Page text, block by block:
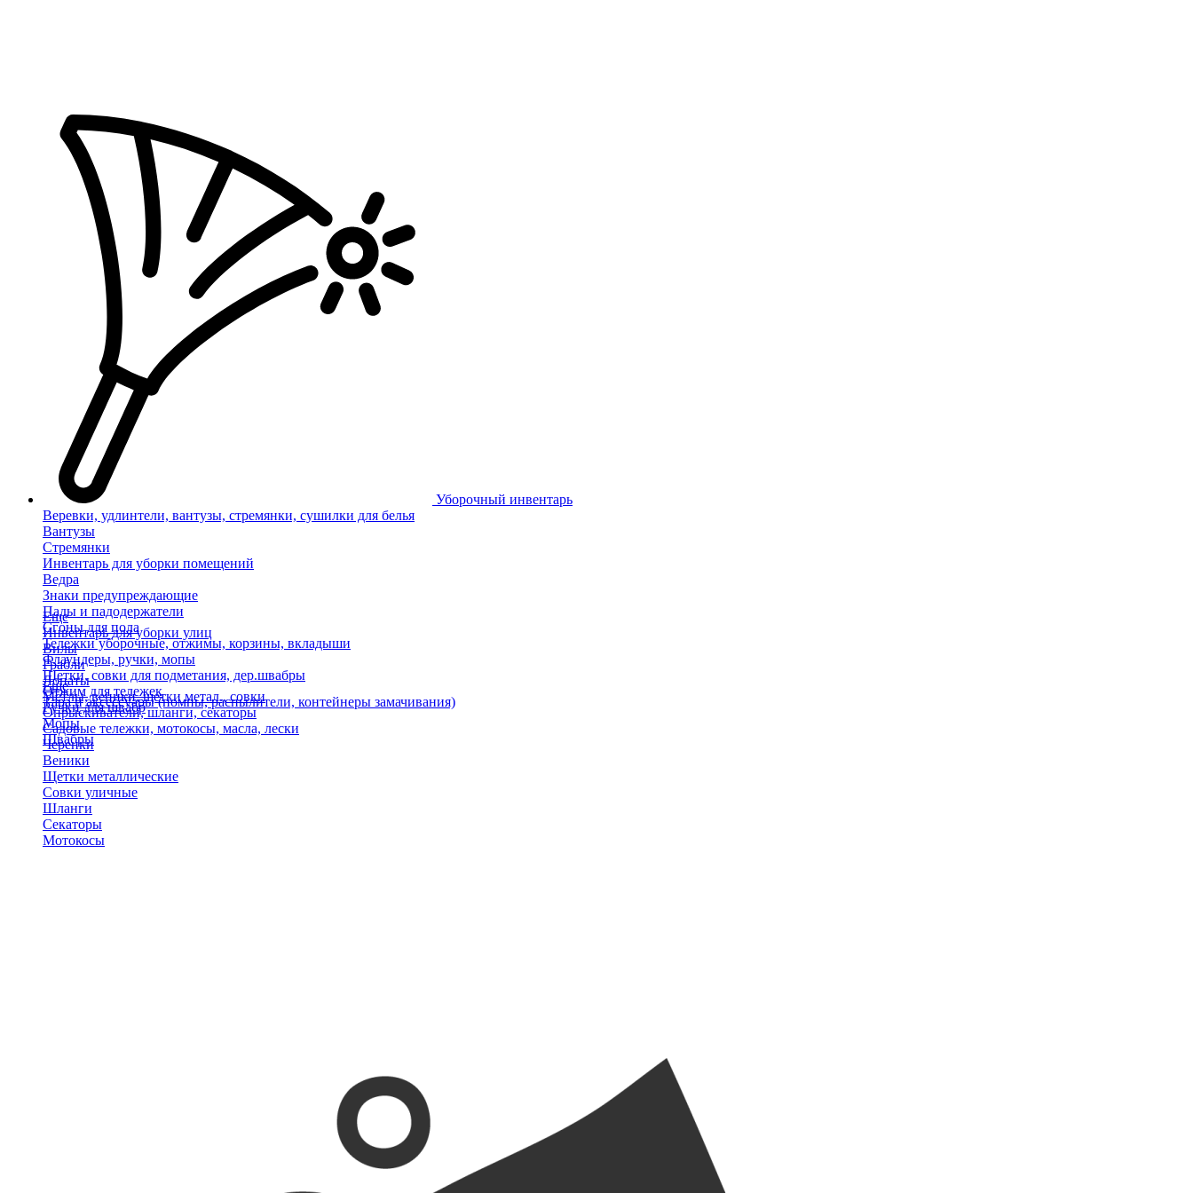
Уборочный инвентарь
Веревки, удлинтели, вантузы, стремянки, сушилки для белья
Вантузы
Стремянки
Инвентарь для уборки помещений
Ведра
Знаки предупреждающие
Пады и падодержатели
Сгоны для пола
Тележки уборочные, отжимы, корзины, вкладыши
Флаундеры, ручки, мопы
Щетки, совки для подметания, дер.швабры
Отжим для тележек
Ручки для швабр
Мопы
Швабры
Еще
Инвентарь для уборки улиц
Вилы
Грабли
Лопаты
Метлы, веники, щетки метал., совки
Опрыскиватели, шланги, секаторы
Садовые тележки, мотокосы, масла, лески
Черенки
Веники
Щетки металлические
Совки уличные
Шланги
Секаторы
Мотокосы
Еще
Тара и аксессуары (помпы, распылители, контейнеры замачивания)